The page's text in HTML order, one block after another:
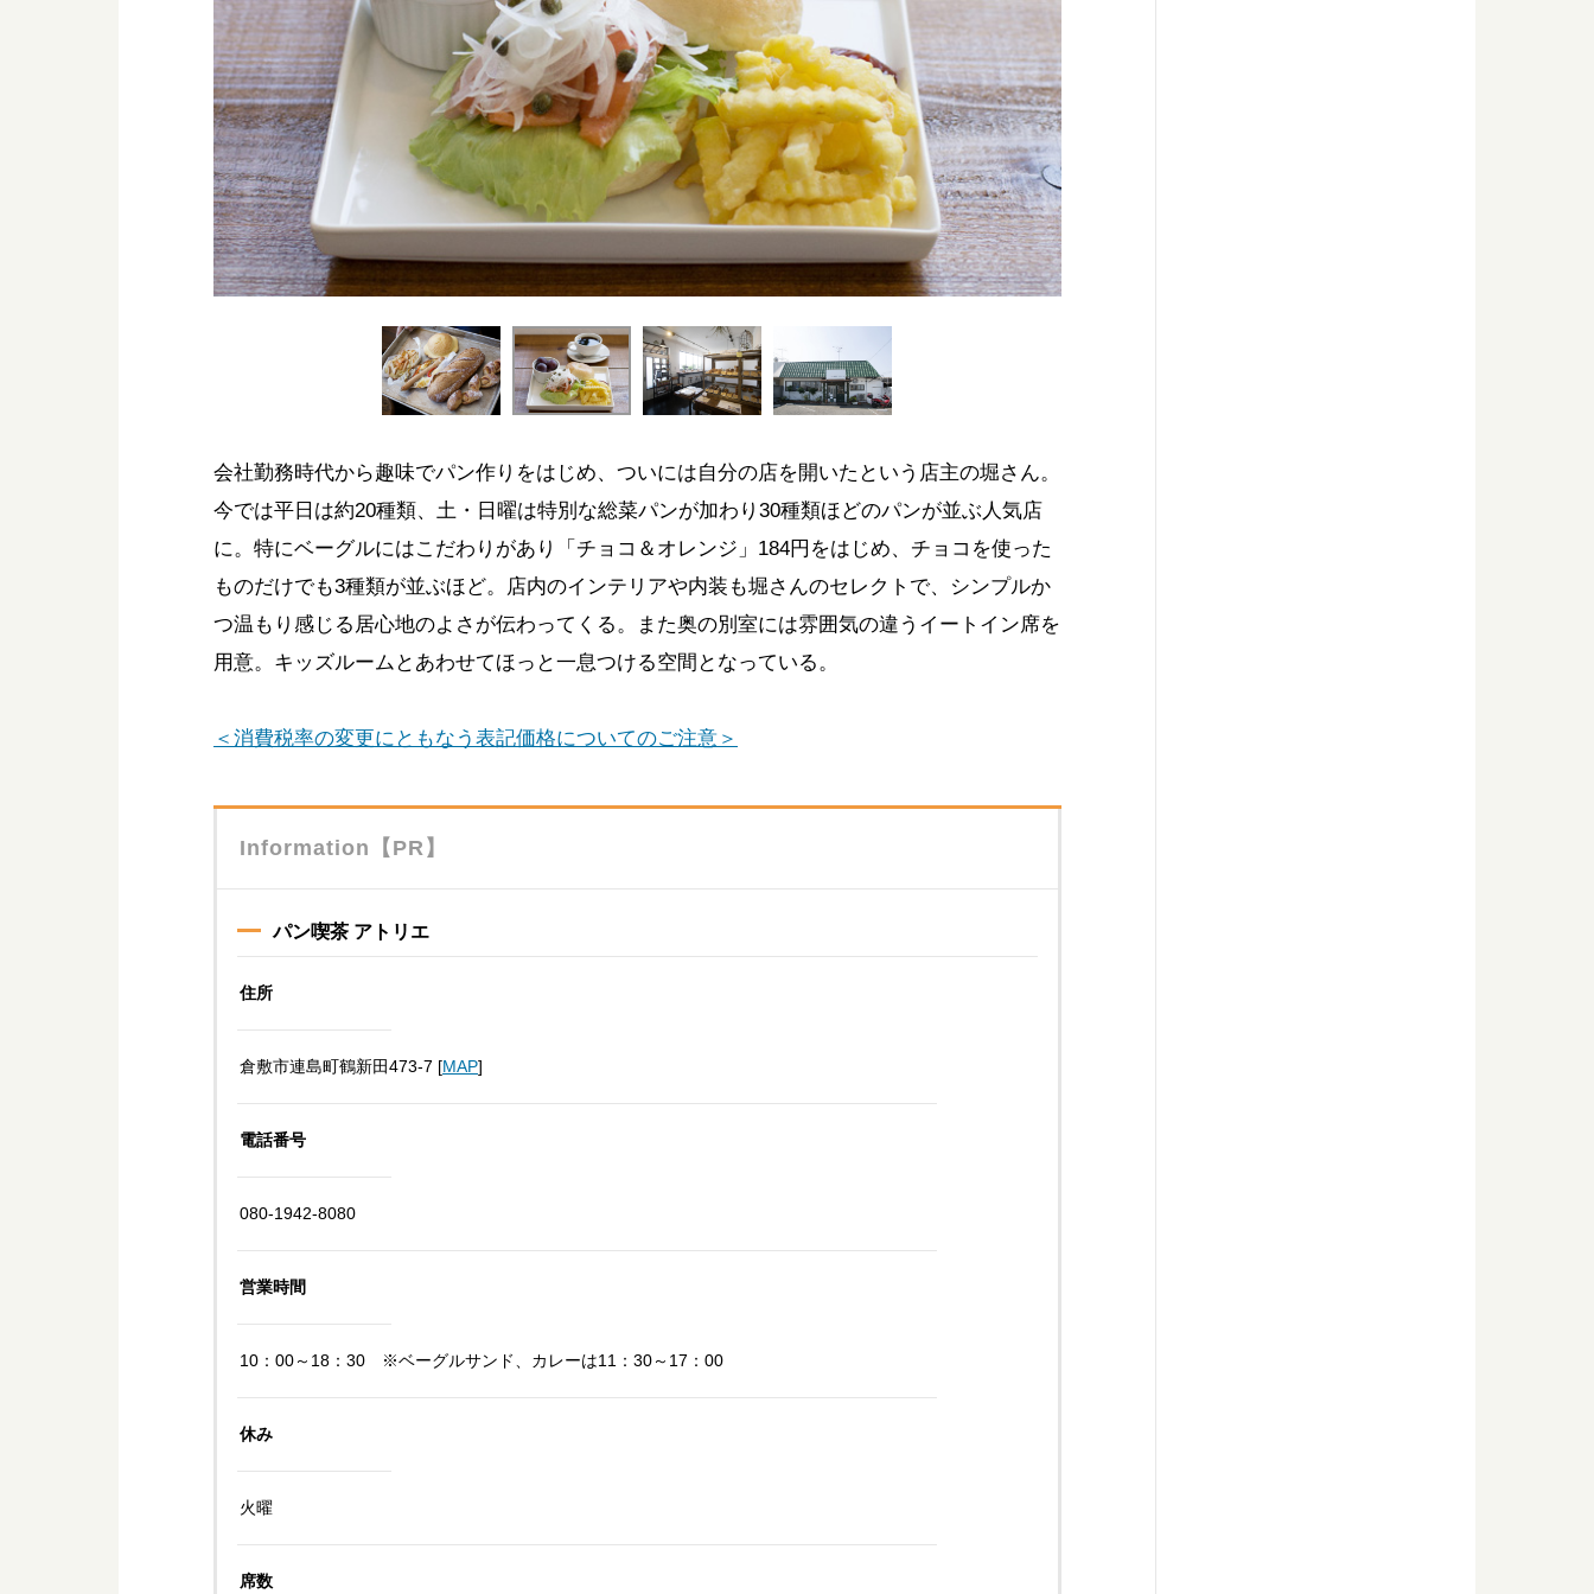
会社勤務時代から趣味でパン作りをはじめ、ついには自分の店を開いたという店主の堀さん。
今では平日は約20種類、土・日曜は特別な総菜パンが加わり30種類ほどのパンが並ぶ人気店
に。特にベーグルにはこだわりがあり「チョコ＆オレンジ」184円をはじめ、チョコを使った
ものだけでも3種類が並ぶほど。店内のインテリアや内装も堀さんのセレクトで、シンプルか
つ温もり感じる居心地のよさが伝わってくる。また奥の別室には雰囲気の違うイートイン席を
用意。キッズルームとあわせてほっと一息つける空間となっている。
＜消費税率の変更にともなう表記価格についてのご注意＞
Information【PR】
パン喫茶 アトリエ
住所
倉敷市連島町鶴新田473-7 [MAP]
電話番号
080-1942-8080
営業時間
10：00～18：30 ※ベーグルサンド、カレーは11：30～17：00
休み
火曜
席数